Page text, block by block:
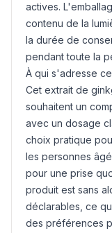
actives.
contenu de la
la durée de
pendant toute la
À qui s'adresse
Cet extrait de
souhaitent un
avec un dosage
choix pratique
les personnes
pour une prise
produit est sans
déclarables, ce
des préférences